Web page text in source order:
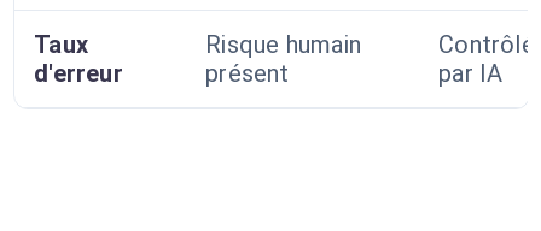
Taux
d'erreur
Risque humain
présent
Contrôlé
par IA